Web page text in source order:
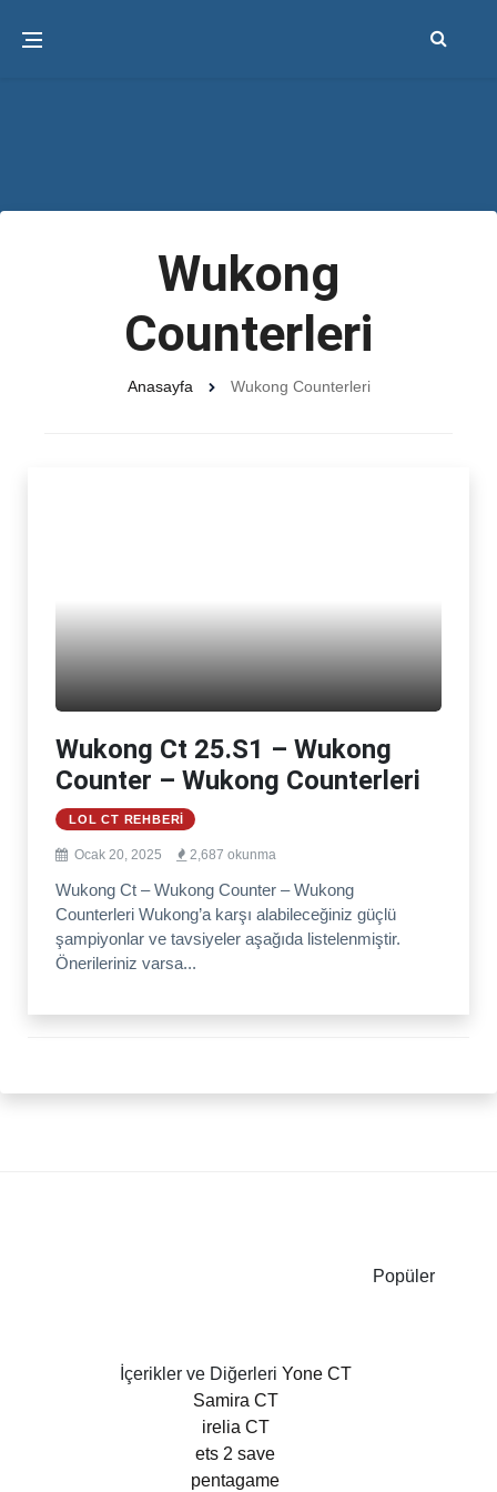
Wukong
Counterleri
Anasayfa Wukong Counterleri
Wukong Ct 25.S1 – Wukong
Counter – Wukong Counterleri
LOL CT REHBERI
Ocak 20, 2025 2,687 okunma
Wukong Ct – Wukong Counter – Wukong
Counterleri Wukong’a karşı alabileceğiniz güçlü
şampiyonlar ve tavsiyeler aşağıda listelenmiştir.
Önerileriniz varsa...
Popüler
İçerikler ve Diğerleri Yone CT
Samira CT
irelia CT
ets 2 save
pentagame